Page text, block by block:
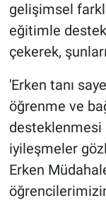
gelişimsel
eğitimle
çekerek,
'Erken tanı
öğrenme ve
desteklenmesi
iyileşmeler
Erken